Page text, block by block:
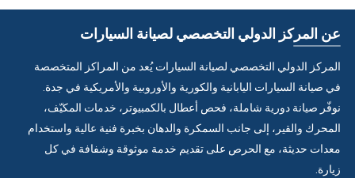
عن المركز الدولي التخصصي لصيانة السيارات
المركز الدولي التخصصي لصيانة السيارات يُعد من المراكز المتخصصة
في صيانة السيارات اليابانية والكورية والأوروبية والأمريكية في جدة.
نوفّر صيانة دورية شاملة، فحص أعطال بالكمبيوتر، خدمات المكيّف،
المحرك والقير، إلى جانب السمكرة والدهان بخبرة فنية عالية واستخدام
معدات حديثة، مع الحرص على تقديم خدمة موثوقة وشفافة في كل
زيارة.